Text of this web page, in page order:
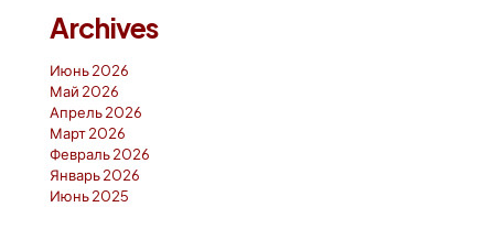
Archives
Июнь 2026
Май 2026
Апрель 2026
Март 2026
Февраль 2026
Январь 2026
Июнь 2025